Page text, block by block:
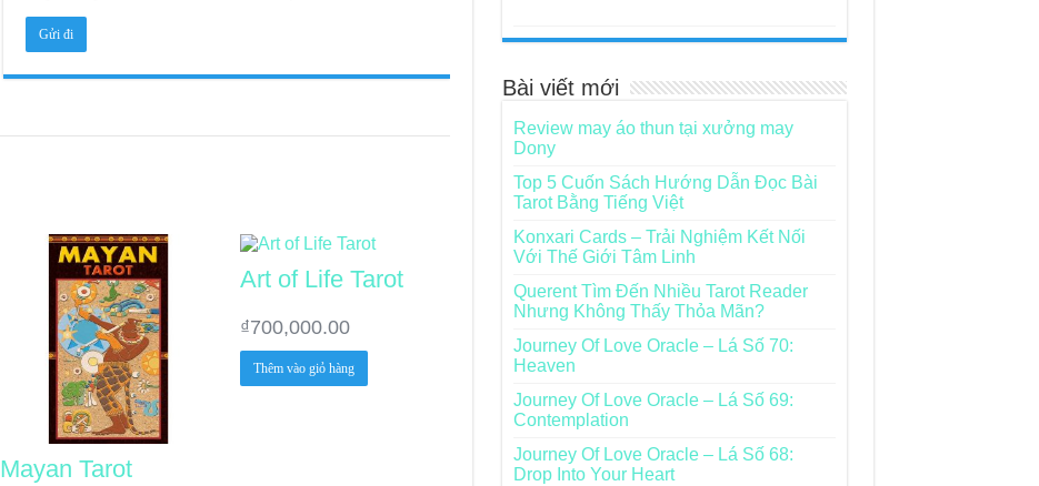
Mayan Tarot
Art of Life Tarot
₫700,000.00
Thêm vào giỏ hàng
Bài viết mới
Review may áo thun tại xưởng may
Dony
Top 5 Cuốn Sách Hướng Dẫn Đọc Bài
Tarot Bằng Tiếng Việt
Konxari Cards – Trải Nghiệm Kết Nối
Với Thế Giới Tâm Linh
Querent Tìm Đến Nhiều Tarot Reader
Nhưng Không Thấy Thỏa Mãn?
Journey Of Love Oracle – Lá Số 70:
Heaven
Journey Of Love Oracle – Lá Số 69:
Contemplation
Journey Of Love Oracle – Lá Số 68:
Drop Into Your Heart